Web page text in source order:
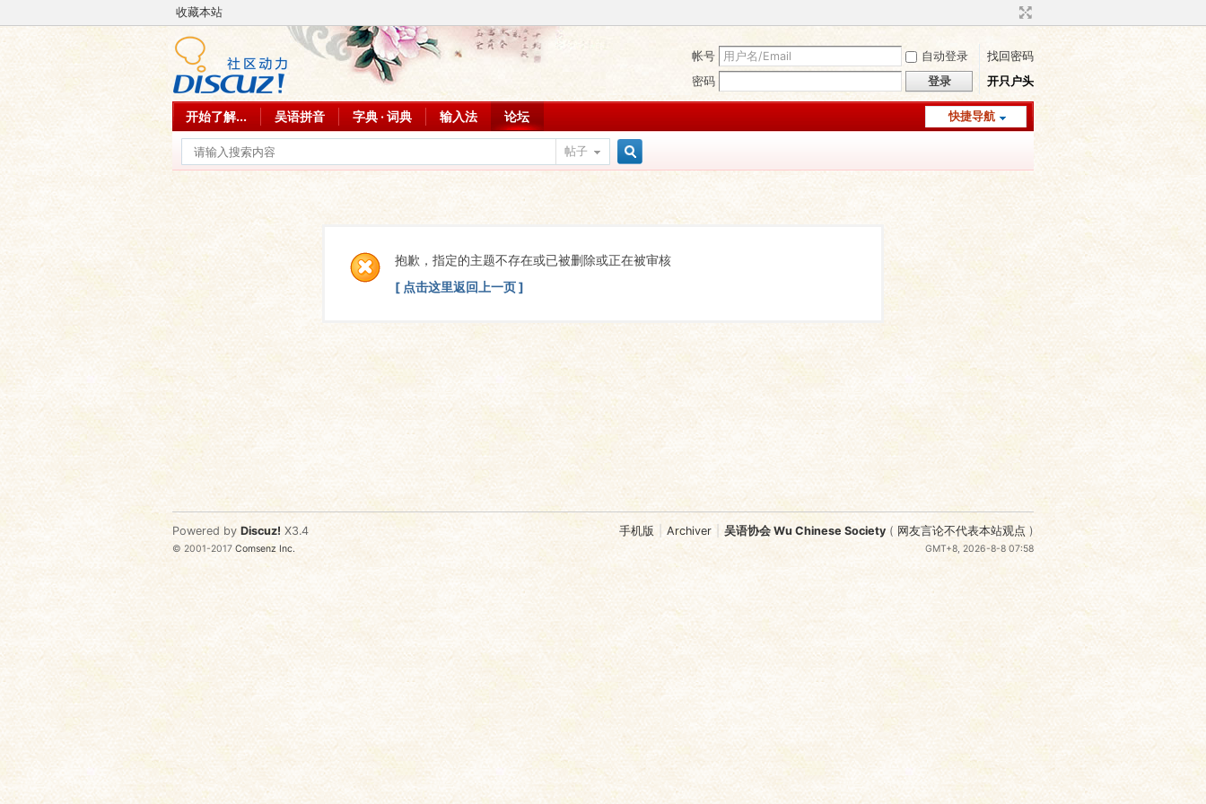
收藏本站
帐号 自动登录
找回密码
密码
登录 开只户头
快捷导航
开始了解... 吴语拼音 字典 · 词典 输入法 论坛
帖子
索
抱歉，指定的主题不存在或已被删除或正在被审核
[ 点击这里返回上一页 ]
手机版 Archiver 吴语协会 Wu Chinese Society ( 网友言论不代表本站观点 )
GMT+8, 2026-8-8 07:58
Powered by Discuz! X3.4
© 2001-2017 Comsenz Inc.